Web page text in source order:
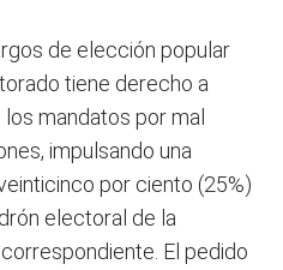
de elección popular
tiene derecho a
mandatos por mal
impulsando una
por ciento (25%)
electoral de la
El pedido